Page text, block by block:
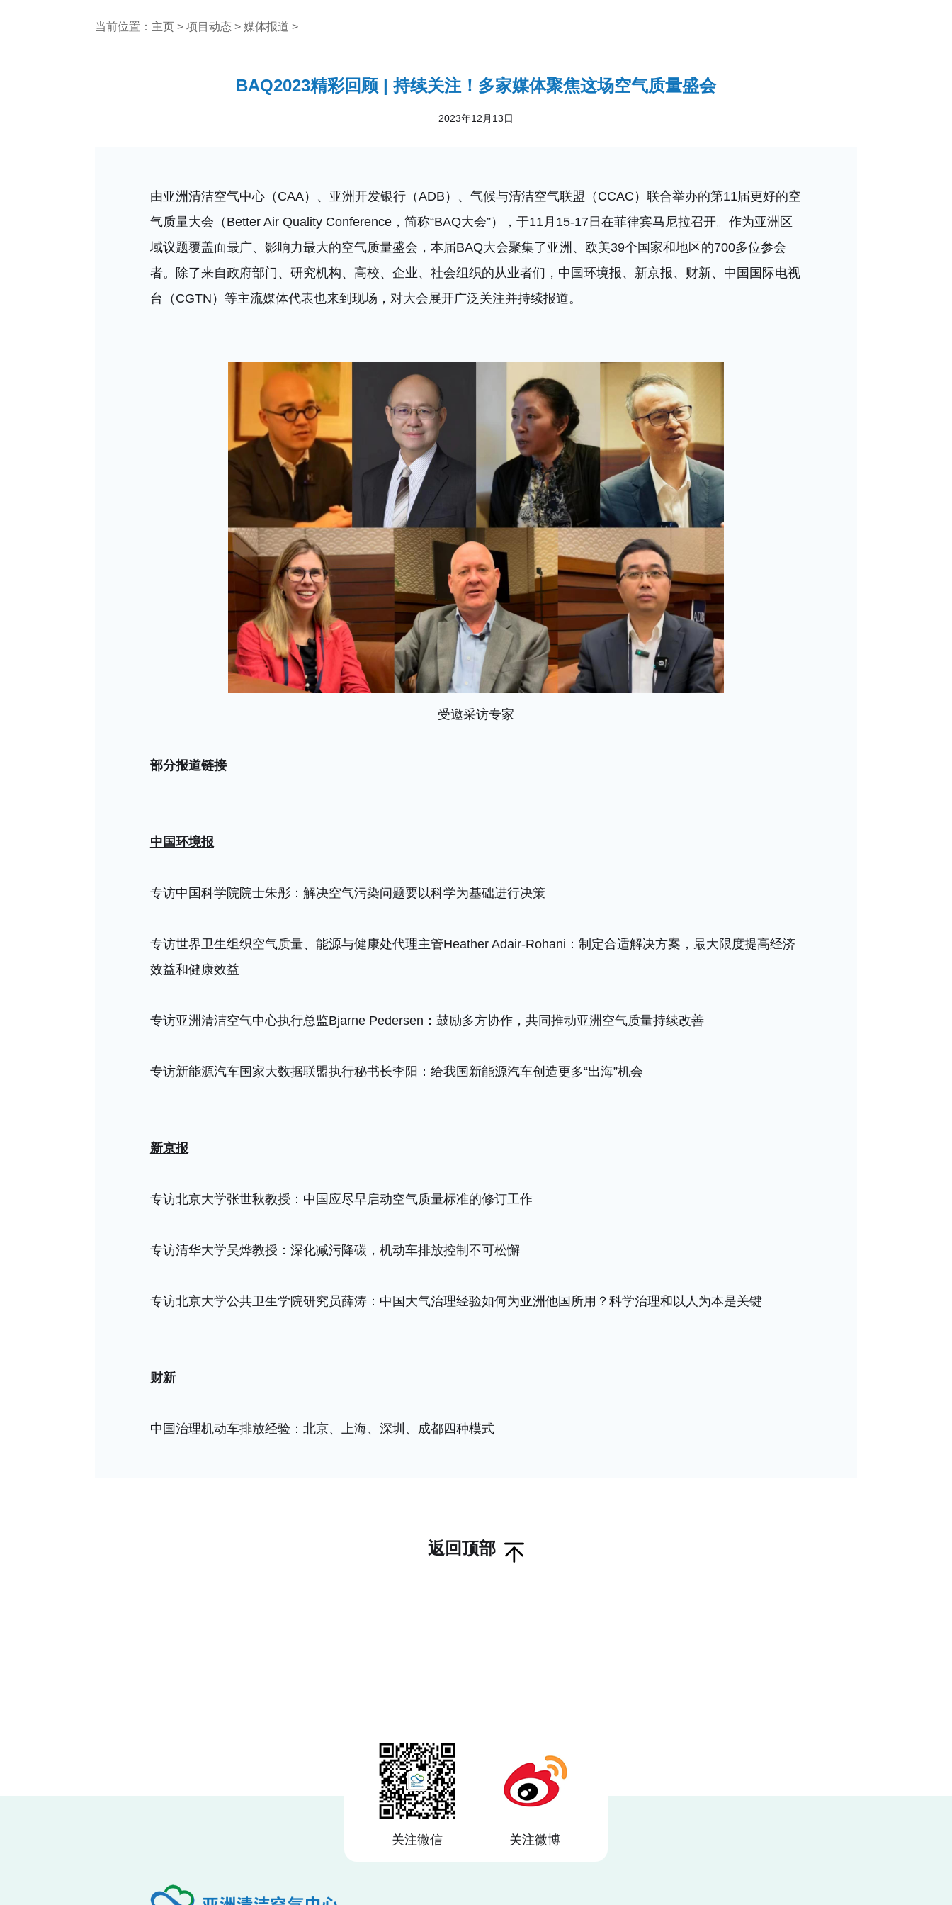
当前位置： 主页 >项目动态 >媒体报道 >
BAQ2023精彩回顾 | 持续关注！多家媒体聚焦这场空气质量盛会
2023年12月13日
由亚洲清洁空气中心（CAA）、亚洲开发银行（ADB）、气候与清洁空气联盟（CCAC）联合举办的第11届更好的空
气质量大会（Better Air Quality Conference，简称“BAQ大会”），于11月15-17日在菲律宾马尼拉召开。作为亚洲区
域议题覆盖面最广、影响力最大的空气质量盛会，本届BAQ大会聚集了亚洲、欧美39个国家和地区的700多位参会
者。除了来自政府部门、研究机构、高校、企业、社会组织的从业者们，中国环境报、新京报、财新、中国国际电视
台（CGTN）等主流媒体代表也来到现场，对大会展开广泛关注并持续报道。
受邀采访专家
部分报道链接
中国环境报
专访中国科学院院士朱彤：解决空气污染问题要以科学为基础进行决策
专访世界卫生组织空气质量、能源与健康处代理主管Heather Adair-Rohani：制定合适解决方案，最大限度提高经济
效益和健康效益
专访亚洲清洁空气中心执行总监Bjarne Pedersen：鼓励多方协作，共同推动亚洲空气质量持续改善
专访新能源汽车国家大数据联盟执行秘书长李阳：给我国新能源汽车创造更多“出海”机会
新京报
专访北京大学张世秋教授：中国应尽早启动空气质量标准的修订工作
专访清华大学吴烨教授：深化减污降碳，机动车排放控制不可松懈
专访北京大学公共卫生学院研究员薛涛：中国大气治理经验如何为亚洲他国所用？科学治理和以人为本是关键
财新
中国治理机动车排放经验：北京、上海、深圳、成都四种模式
返回顶部
关注微信 关注微博